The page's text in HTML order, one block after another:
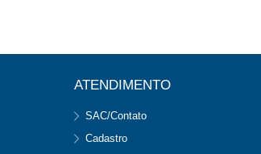
ATENDIMENTO
SAC/Contato
Cadastro